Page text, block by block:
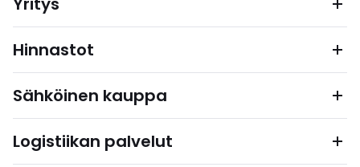
Hinnastot
Sähköinen kauppa
Logistiikan palvelut